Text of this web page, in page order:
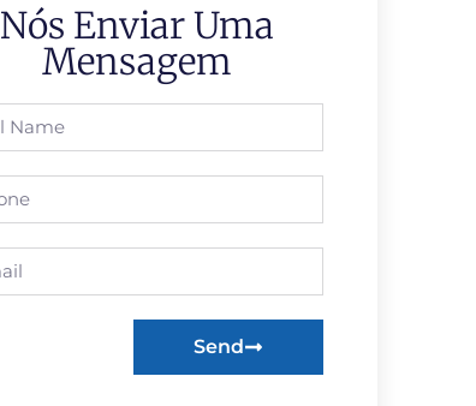
Nós Enviar Uma
Mensagem
Send